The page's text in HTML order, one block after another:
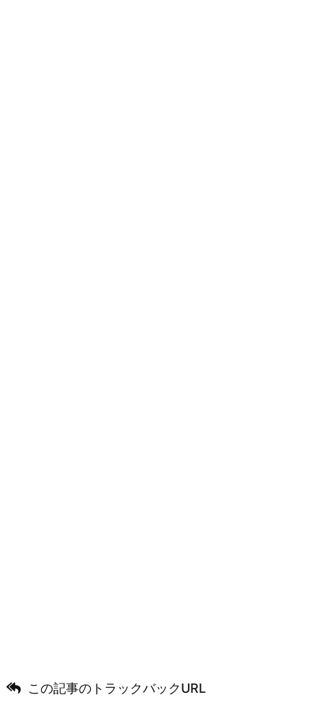
この記事のトラックバックURL